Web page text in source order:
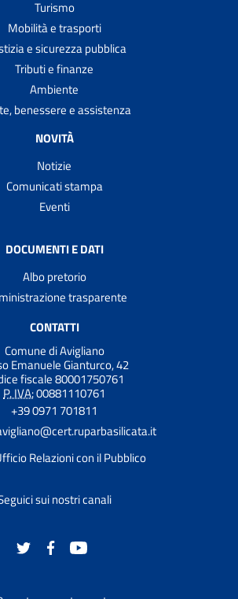
Turismo
Mobilità e trasporti
e sicurezza pubblica
Tributi e finanze
Ambiente
benessere e assistenza
NOVITÀ
Notizie
Comunicati stampa
Eventi
DOCUMENTI E DATI
Albo pretorio
trasparente
CONTATTI
Comune di Avigliano
Emanuele Gianturco, 42
fiscale 80001750761
P. IVA:00881110761
+39 0971 701811
Relazioni con il Pubblico
sui nostri canali